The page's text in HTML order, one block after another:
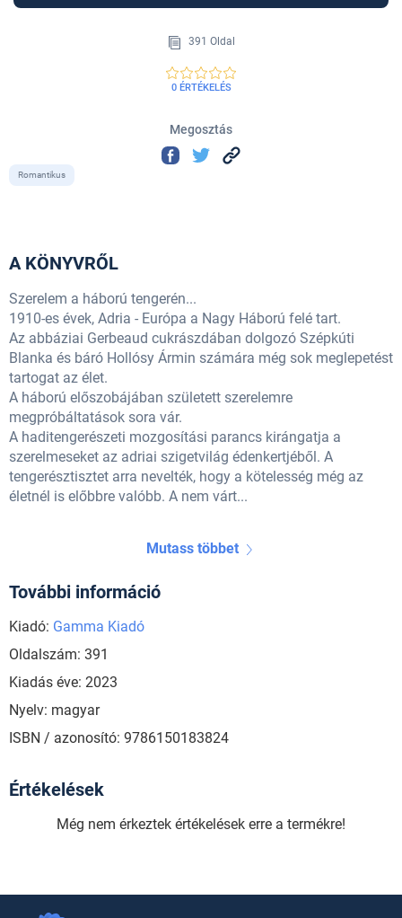
391 Oldal
0 ÉRTÉKELÉS
Megosztás
Romantikus
A KÖNYVRŐL
Szerelem a háború tengerén...
1910-es évek, Adria - Európa a Nagy Háború felé tart.
Az abbáziai Gerbeaud cukrászdában dolgozó Szépkúti
Blanka és báró Hollósy Ármin számára még sok meglepetést
tartogat az élet.
A háború előszobájában született szerelemre
megpróbáltatások sora vár.
A haditengerészeti mozgosítási parancs kirángatja a
szerelmeseket az adriai szigetvilág édenkertjéből. A
tengerésztisztet arra nevelték, hogy a kötelesség még az
életnél is előbbre valóbb. A nem várt...
Mutass többet
További információ
Kiadó: Gamma Kiadó
Oldalszám: 391
Kiadás éve: 2023
Nyelv: magyar
ISBN / azonosító: 9786150183824
Értékelések
Még nem érkeztek értékelések erre a termékre!